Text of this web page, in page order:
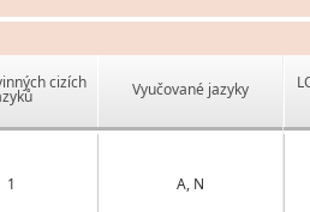
cizích Vyučované jazyky
1 A, N